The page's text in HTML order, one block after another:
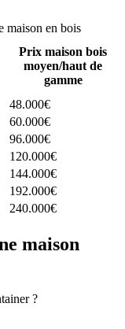
maison en bois
Prix maison bois
moyen/haut de
gamme
48.000€
60.000€
96.000€
120.000€
144.000€
192.000€
240.000€
maison
?